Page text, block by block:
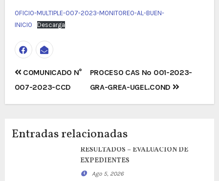
OFICIO-MULTIPLE-007-2023-MONITOREO-AL-BUEN-
INICIO
Descarga
Navegación
de
entradas
COMUNICADO N°
007-2023-CCD
PROCESO CAS Nº 001-2023-
GRA-GREA-UGEL.COND
Entradas relacionadas
RESULTADOS – EVALUACION DE
EXPEDIENTES
Ago 5, 2026